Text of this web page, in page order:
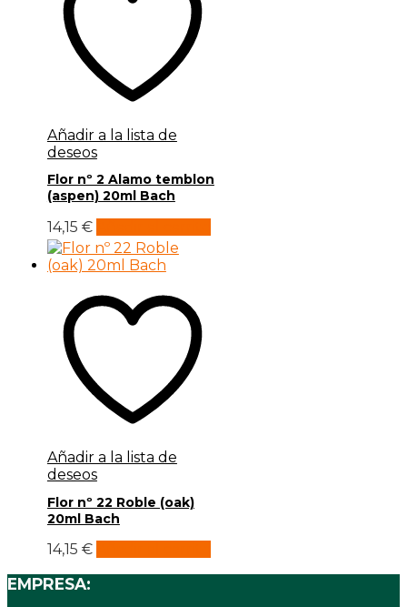
Añadir a la lista de
deseos
Flor nº 2 Alamo temblon
(aspen) 20ml Bach
14,15 €
Añadir a la lista de
deseos
Flor nº 22 Roble (oak)
20ml Bach
14,15 €
EMPRESA: